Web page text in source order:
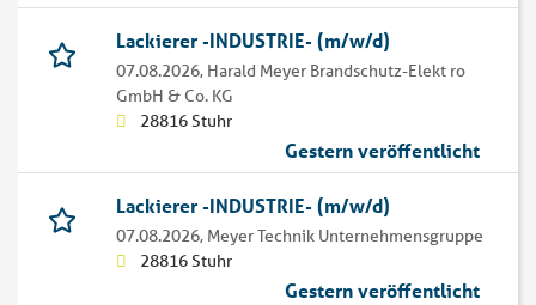
Lackierer -INDUSTRIE- (m/w/d)
07.08.2026, Harald Meyer Brandschutz-Elekt ro
GmbH & Co. KG
28816 Stuhr
Gestern veröffentlicht
Lackierer -INDUSTRIE- (m/w/d)
07.08.2026, Meyer Technik Unternehmensgruppe
28816 Stuhr
Gestern veröffentlicht